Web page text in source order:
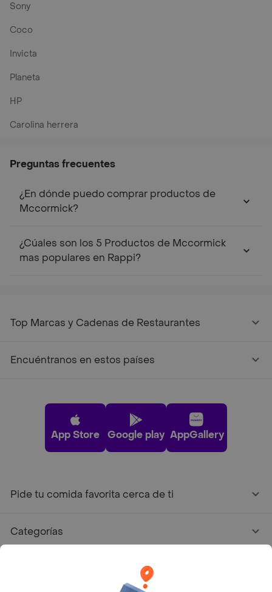
Sony
Coco
Invicta
Planeta
HP
Carolina herrera
Preguntas frecuentes
¿En dónde puedo comprar productos de
Mccormick?
¿Cúales son los 5 Productos de Mccormick
mas populares en Rappi?
Top Marcas y Cadenas de Restaurantes
Encuéntranos en estos países
App Store Google play AppGallery
Pide tu comida favorita cerca de ti
Categorías